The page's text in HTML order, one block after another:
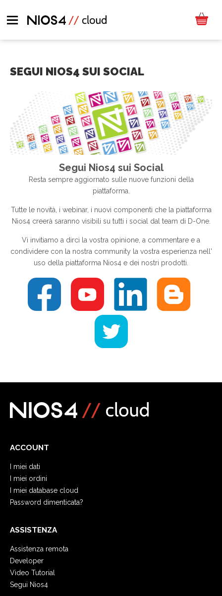
SEGUI NIOS4 SUI SOCIAL
Segui Nios4 sui Social
Resta sempre aggiornato sulle nuove funzioni della
piattaforma.
Tutte le novità, i webinar, i nuovi componenti che la piattaforma
Nios4 creerà saranno visibili su tutti i social dal team di D-One.
Vi invitiamo a dirci la vostra opinione, a commentare e a
condividere con la nostra community la vostra esperienza nell'
uso della piattaforma Nios4 e dei nostri prodotti.
ACCOUNT
I miei dati
I miei ordini
I miei database cloud
Password dimenticata?
ASSISTENZA
Assistenza remota
Developer
Video Tutorial
Segui Nios4